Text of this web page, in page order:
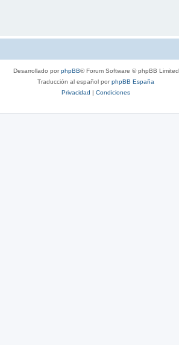
Desarrollado porphpBB® Forum Software © phpBB Limited
Traducción al español porphpBB España
Privacidad | Condiciones